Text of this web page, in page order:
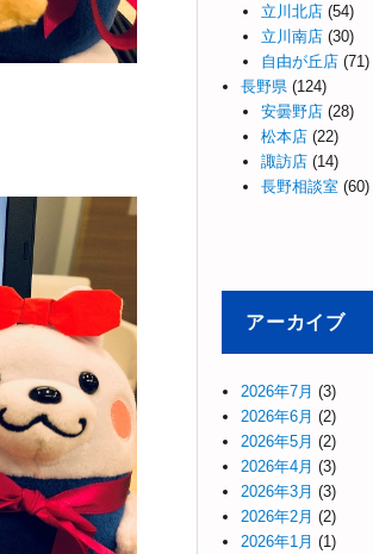
立川北店(54)
立川南店(30)
自由が丘店(71)
長野県 (124)
安曇野店(28)
松本店(22)
諏訪店(14)
長野相談室(60)
アーカイブ
2026年7月 (3)
2026年6月 (2)
2026年5月 (2)
2026年4月 (3)
2026年3月 (3)
2026年2月 (2)
2026年1月 (1)